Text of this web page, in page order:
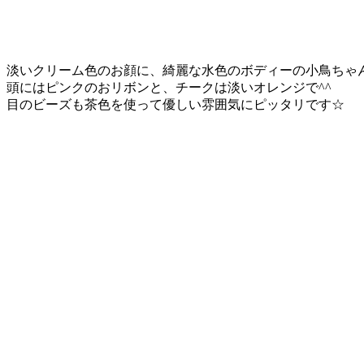
淡いクリーム色のお顔に、綺麗な水色のボディーの小鳥ちゃ
頭にはピンクのおリボンと、チークは淡いオレンジで^^
目のビーズも茶色を使って優しい雰囲気にピッタリです☆